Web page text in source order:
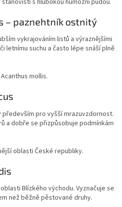
– paznehtník ostnitý
vykrajováním listů a výraznějšími
letnímu suchu a často lépe snáší plně
mollis.
především pro vyšší mrazuvzdornost.
a dobře se přizpůsobuje podmínkám
oblasti České republiky.
Blízkého východu. Vyznačuje se
než běžně pěstované druhy.